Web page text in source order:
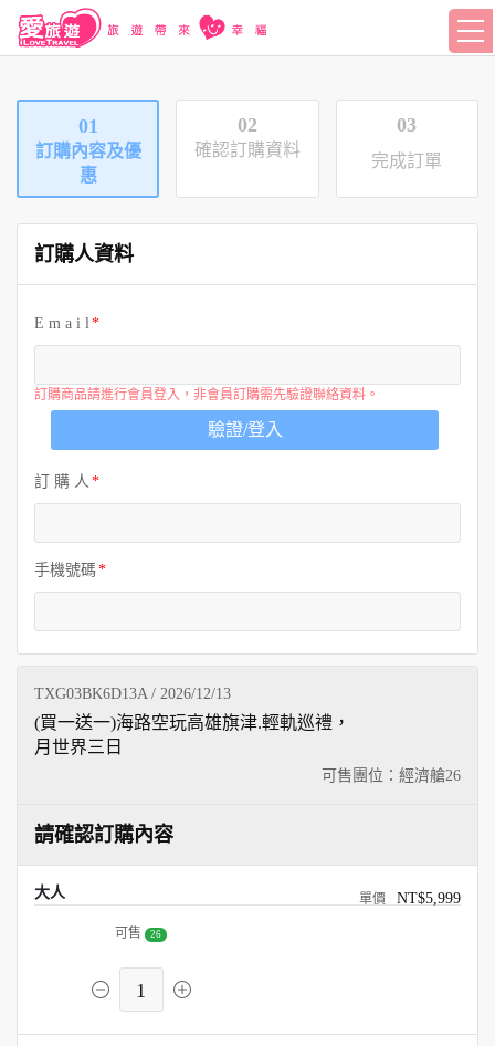
01
訂購內容及優
惠
02
確認訂購資料
03
完成訂單
訂購人資料
E m a i l
訂購商品請進行會員登入，非會員訂購需先驗證聯絡資料。
驗證/登入
訂 購 人
手機號碼
TXG03BK6D13A / 2026/12/13
可售團位：經濟艙26
(買一送一)海路空玩高雄旗津.輕軌巡禮，
月世界三日
請確認訂購內容
大人 NT$5,999
可售 26
1